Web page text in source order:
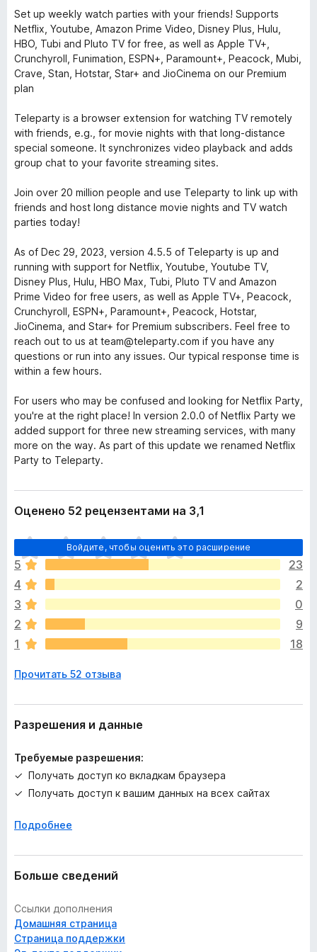
Set up weekly watch parties with your friends! Supports
Netflix, Youtube, Amazon Prime Video, Disney Plus, Hulu,
HBO, Tubi and Pluto TV for free, as well as Apple TV+,
Crunchyroll, Funimation, ESPN+, Paramount+, Peacock, Mubi,
Crave, Stan, Hotstar, Star+ and JioCinema on our Premium
plan
Teleparty is a browser extension for watching TV remotely
with friends, e.g., for movie nights with that long-distance
special someone. It synchronizes video playback and adds
group chat to your favorite streaming sites.
Join over 20 million people and use Teleparty to link up with
friends and host long distance movie nights and TV watch
parties today!
As of Dec 29, 2023, version 4.5.5 of Teleparty is up and
running with support for Netflix, Youtube, Youtube TV,
Disney Plus, Hulu, HBO Max, Tubi, Pluto TV and Amazon
Prime Video for free users, as well as Apple TV+, Peacock,
Crunchyroll, ESPN+, Paramount+, Peacock, Hotstar,
JioCinema, and Star+ for Premium subscribers. Feel free to
reach out to us at team@teleparty.com if you have any
questions or run into any issues. Our typical response time is
within a few hours.
For users who may be confused and looking for Netflix Party,
you're at the right place! In version 2.0.0 of Netflix Party we
added support for three new streaming services, with many
more on the way. As part of this update we renamed Netflix
Party to Teleparty.
Оценено 52 рецензентами на 3,1
Войдите, чтобы оценить это расширение
О
ц
е
н
о
к
п
о
а
е
т
5
23
4
2
3
0
2
9
1
18
Прочитать 52 отзыва
Разрешения и данные
Требуемые разрешения:
Получать доступ ко вкладкам браузера
Получать доступ к вашим данных на всех сайтах
Подробнее
Больше сведений
Ссылки дополнения
Домашняя страница
Страница поддержки